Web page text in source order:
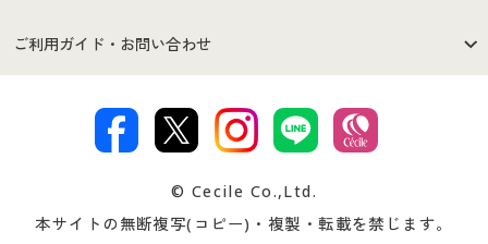
セシールご利用規約
著作権・商標について 会社案内
商品カテゴリ
プレゼント＆キャンペーン サイトマップ
ご利用ガイド・お問い合わせ
交換・返品は お支払は
ついて
忘れの場合
© Cecile Co.,Ltd.
本サイトの無断複写(コピー)・複製・転載を禁じます。